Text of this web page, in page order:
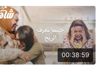
00:38:59